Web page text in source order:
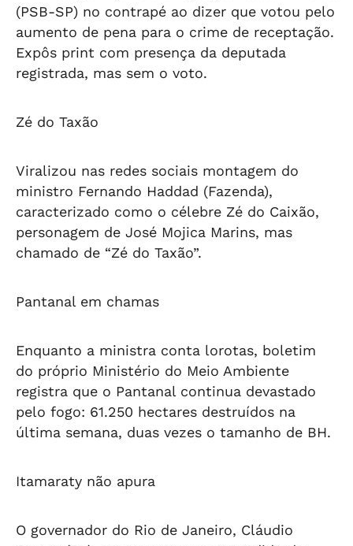
(PSB-SP) no contrapé ao dizer que votou pelo
aumento de pena para o crime de receptação.
Expôs print com presença da deputada
registrada, mas sem o voto.
Zé do Taxão
Viralizou nas redes sociais montagem do
ministro Fernando Haddad (Fazenda),
caracterizado como o célebre Zé do Caixão,
personagem de José Mojica Marins, mas
chamado de “Zé do Taxão”.
Pantanal em chamas
Enquanto a ministra conta lorotas, boletim
do próprio Ministério do Meio Ambiente
registra que o Pantanal continua devastado
pelo fogo: 61.250 hectares destruídos na
última semana, duas vezes o tamanho de BH.
Itamaraty não apura
O governador do Rio de Janeiro, Cláudio